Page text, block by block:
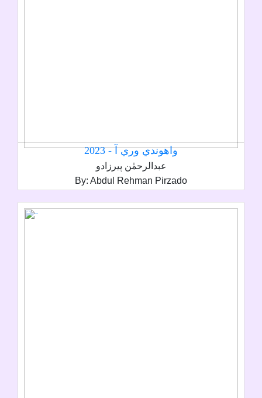
واھوندي وري آ - 2023
عبدالرحمٰن پيرزادو
By: Abdul Rehman Pirzado